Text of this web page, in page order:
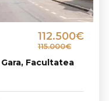
Facultatea
112.500€
115.000€